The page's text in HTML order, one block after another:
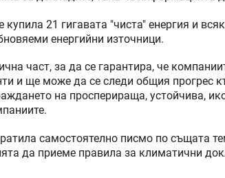
купила 21 гигавата "чиста" енергия и
енергийни източници.
част, за да се гарантира, че
и ще може да се следи общия прогрес
на просперираща, устойчива,
самостоятелно писмо по същата
да приеме правила за климатични